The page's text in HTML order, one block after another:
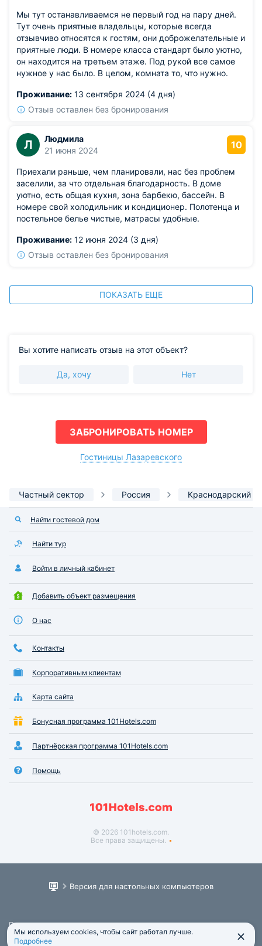
Мы тут останавливаемся не первый год на пару дней.
Тут очень приятные владельцы, которые всегда
отзывчиво относятся к гостям, они доброжелательные и
приятные люди. В номере класса стандарт было уютно,
он находится на третьем этаже. Под рукой все самое
нужное у нас было. В целом, комната то, что нужно.
Проживание: 13 сентября 2024 (4 дня)
Отзыв оставлен без бронирования
Л
Людмила
21 июня 2024
10
Приехали раньше, чем планировали, нас без проблем
заселили, за что отдельная благодарность. В доме
уютно, есть общая кухня, зона барбекю, бассейн. В
номере свой холодильник и кондиционер. Полотенца и
постельное белье чистые, матрасы удобные.
Проживание: 12 июня 2024 (3 дня)
Отзыв оставлен без бронирования
ПОКАЗАТЬ ЕЩЕ
Вы хотите написать отзыв на этот объект?
Да, хочу Нет
ЗАБРОНИРОВАТЬ НОМЕР
Гостиницы Лазаревского
Частный сектор Россия Краснодарский
Найти гостевой дом
Найти тур
Войти в личный кабинет
Добавить объект размещения
О нас
Контакты
Корпоративным клиентам
Карта сайта
Бонусная программа 101Hotels.com
Партнёрская программа 101Hotels.com
Помощь
© 2026 101hotels.com.
Все права защищены.
Версия для настольных компьютеров
Пользовательское соглашение
Юридическая информация
Мы используем cookies, чтобы сайт работал лучше.
Подробнее